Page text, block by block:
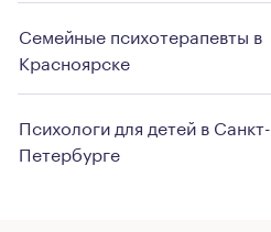
Семейные психотерапевты в
Красноярске
Психологи для детей в Санкт-
Петербурге